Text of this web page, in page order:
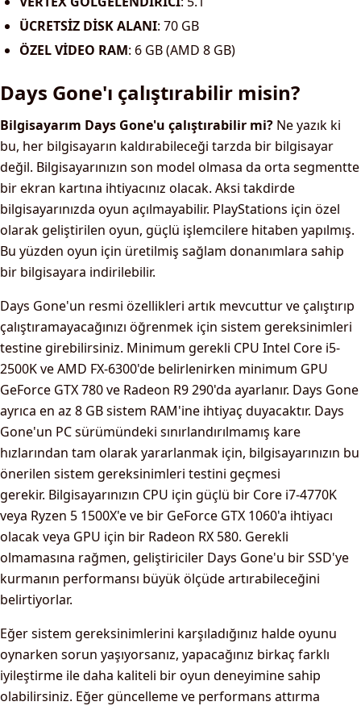
ÜCRETSİZ DİSK ALANI: 70 GB
ÖZEL VİDEO RAM: 6 GB (AMD 8 GB)
Days Gone'ı çalıştırabilir misin?
Bilgisayarım Days Gone'u çalıştırabilir mi? Ne yazık ki
bu, her bilgisayarın kaldırabileceği tarzda bir bilgisayar
değil. Bilgisayarınızın son model olmasa da orta segmentte
bir ekran kartına ihtiyacınız olacak. Aksi takdirde
bilgisayarınızda oyun açılmayabilir. PlayStations için özel
olarak geliştirilen oyun, güçlü işlemcilere hitaben yapılmış.
Bu yüzden oyun için üretilmiş sağlam donanımlara sahip
bir bilgisayara indirilebilir.
Days Gone'un resmi özellikleri artık mevcuttur ve çalıştırıp
çalıştıramayacağınızı öğrenmek için sistem gereksinimleri
testine girebilirsiniz. Minimum gerekli CPU Intel Core i5-
2500K ve AMD FX-6300'de belirlenirken minimum GPU
GeForce GTX 780 ve Radeon R9 290'da ayarlanır. Days Gone
ayrıca en az 8 GB sistem RAM'ine ihtiyaç duyacaktır. Days
Gone'un PC sürümündeki sınırlandırılmamış kare
hızlarından tam olarak yararlanmak için, bilgisayarınızın bu
önerilen sistem gereksinimleri testini geçmesi
gerekir. Bilgisayarınızın CPU için güçlü bir Core i7-4770K
veya Ryzen 5 1500X'e ve bir GeForce GTX 1060'a ihtiyacı
olacak veya GPU için bir Radeon RX 580. Gerekli
olmamasına rağmen, geliştiriciler Days Gone'u bir SSD'ye
kurmanın performansı büyük ölçüde artırabileceğini
belirtiyorlar.
Eğer sistem gereksinimlerini karşıladığınız halde oyunu
oynarken sorun yaşıyorsanız, yapacağınız birkaç farklı
iyileştirme ile daha kaliteli bir oyun deneyimine sahip
olabilirsiniz. Eğer güncelleme ve performans attırma